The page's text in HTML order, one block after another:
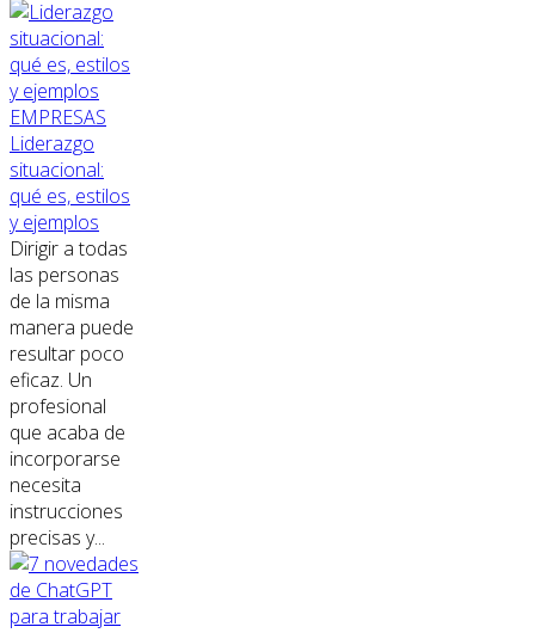
EMPRESAS
Liderazgo
situacional:
qué es, estilos
y ejemplos
Dirigir a todas
las personas
de la misma
manera puede
resultar poco
eficaz. Un
profesional
que acaba de
incorporarse
necesita
instrucciones
precisas y...